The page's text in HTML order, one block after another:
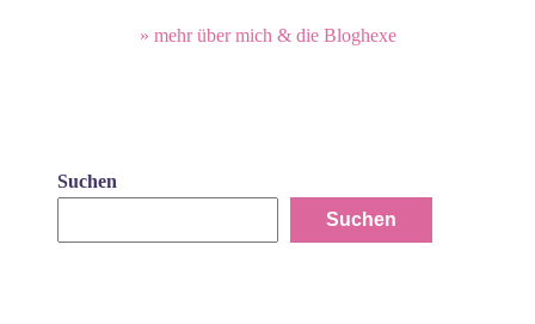
» mehr über mich & die Bloghexe
Suchen
Suchen